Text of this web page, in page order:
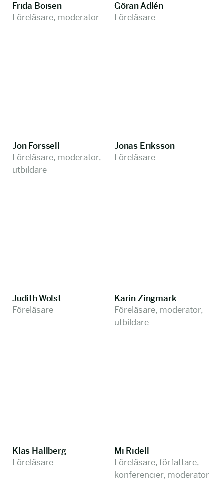
Frida Boisen
Föreläsare, moderator
Göran Adlén
Föreläsare
Jon Forssell
Föreläsare, moderator,
utbildare
Jonas Eriksson
Föreläsare
Judith Wolst
Föreläsare
Karin Zingmark
Föreläsare, moderator,
utbildare
Klas Hallberg
Föreläsare
Mi Ridell
Föreläsare, författare,
konferencier, moderator